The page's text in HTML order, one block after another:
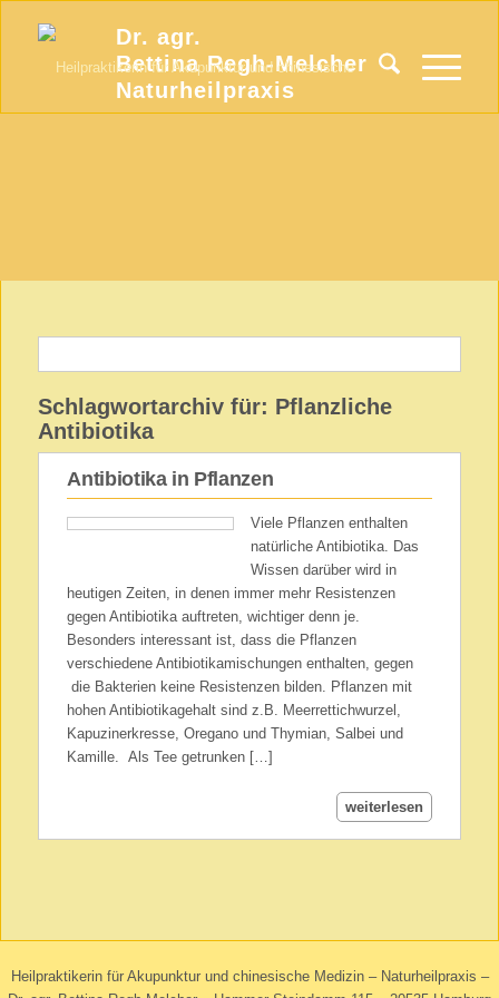
Dr. agr.
Bettina Regh-Melcher
Naturheilpraxis
Schlagwortarchiv für: Pflanzliche
Antibiotika
Antibiotika in Pflanzen
Viele Pflanzen enthalten
natürliche Antibiotika. Das
Wissen darüber wird in
heutigen Zeiten, in denen immer mehr Resistenzen
gegen Antibiotika auftreten, wichtiger denn je.
Besonders interessant ist, dass die Pflanzen
verschiedene Antibiotikamischungen enthalten, gegen
die Bakterien keine Resistenzen bilden. Pflanzen mit
hohen Antibiotikagehalt sind z.B. Meerrettichwurzel,
Kapuzinerkresse, Oregano und Thymian, Salbei und
Kamille. Als Tee getrunken […]
weiterlesen
Heilpraktikerin für Akupunktur und chinesische Medizin – Naturheilpraxis –